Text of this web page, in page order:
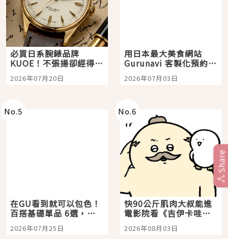
必買日系腕錶品牌
KUOE！不張揚卻經得起
時間洗鍊的經典之作五
選
2026年07月20日
用日本最大美食網站
Gurunavi 客製化預約九
大都市餐廳，打造專屬
美食體驗！
2026年07月03日
No.5
在GU看到就可以包色！
百搭基礎單品 6選，閉
眼全收也不心疼
2026年07月25日
No.6
快90公斤肌肉大叔能進
電影院看《吉伊卡哇》
嗎？日本重金屬樂團
「打首」會長與nagano
2026年08月03日
Share